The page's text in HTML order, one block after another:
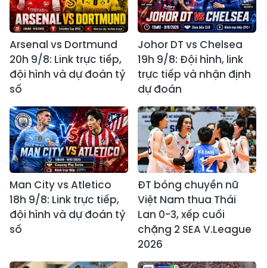
Arsenal vs Dortmund
20h 9/8: Link trực tiếp,
đội hình và dự đoán tỷ
số
Johor DT vs Chelsea
19h 9/8: Đội hình, link
trực tiếp và nhận định
dự đoán
Man City vs Atletico
18h 9/8: Link trực tiếp,
đội hình và dự đoán tỷ
số
ĐT bóng chuyền nữ
Việt Nam thua Thái
Lan 0-3, xếp cuối
chặng 2 SEA V.League
2026